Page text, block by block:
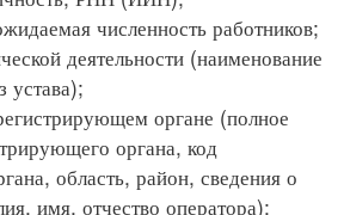
численность работников;
деятельности (наименование
устава);
органе (полное
органа, код
область, район, сведения о
имя, отчество оператора);